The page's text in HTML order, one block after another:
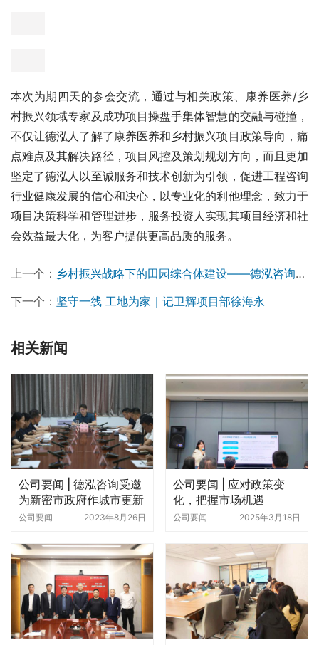
本次为期四天的参会交流，通过与相关政策、康养医养/乡
村振兴领域专家及成功项目操盘手集体智慧的交融与碰撞，
不仅让德泓人了解了康养医养和乡村振兴项目政策导向，痛
点难点及其解决路径，项目风控及策划规划方向，而且更加
坚定了德泓人以至诚服务和技术创新为引领，促进工程咨询
行业健康发展的信心和决心，以专业化的利他理念，致力于
项目决策科学和管理进步，服务投资人实现其项目经济和社
会效益最大化，为客户提供更高品质的服务。
上一个： 乡村振兴战略下的田园综合体建设——德泓咨询走进建业绿色基地
下一个： 坚守一线 工地为家｜记卫辉项目部徐海永
相关新闻
公司要闻 | 德泓咨询受邀
为新密市政府作城市更新
专题分享
公司要闻 2023年8月26日
公司要闻 | 应对政策变
化，把握市场机遇
公司要闻 2025年3月18日